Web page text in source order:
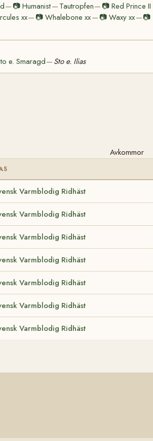
— 📷 Humanist— Tautropfen— 📷 Red Prince II
xx— 📷 Whalebone xx— 📷Waxy xx—📷
e. Smaragd— Sto e. Ilias
Avkommor
Varmblodig Ridhäst
Varmblodig Ridhäst
Varmblodig Ridhäst
Varmblodig Ridhäst
Varmblodig Ridhäst
Varmblodig Ridhäst
Varmblodig Ridhäst